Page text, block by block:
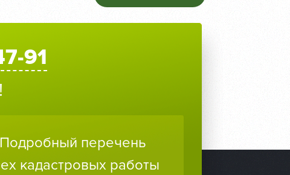
91
Подробный перечень
кадастровых работы